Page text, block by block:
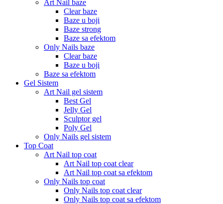
Art Nail baze
Clear baze
Baze u boji
Baze strong
Baze sa efektom
Only Nails baze
Clear baze
Baze u boji
Baze sa efektom
Gel Sistem
Art Nail gel sistem
Best Gel
Jelly Gel
Sculptor gel
Poly Gel
Only Nails gel sistem
Top Coat
Art Nail top coat
Art Nail top coat clear
Art Nail top coat sa efektom
Only Nails top coat
Only Nails top coat clear
Only Nails top coat sa efektom